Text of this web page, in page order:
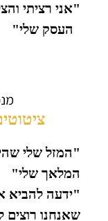
"אני רציתי
העסק שלי"
"המזל שלי
המלאך שלי"
"ידעה להביא
שאנחנו רוצים